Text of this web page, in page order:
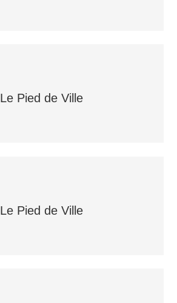
Le Pied de Ville
Le Pied de Ville